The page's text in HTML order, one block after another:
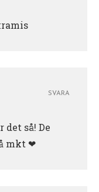
så! De
mkt ❤
SVARA